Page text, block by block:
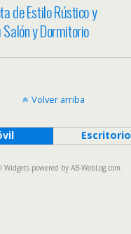
de Estilo Rústico y
y Dormitorio
Volver arriba
Escritorio
Widgets powered by AB-WebLog.com.